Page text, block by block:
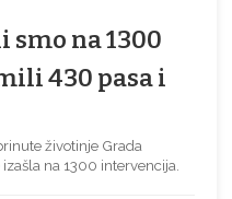
smo na 1300
430 pasa i
životinje Grada
na 1300 intervencija.